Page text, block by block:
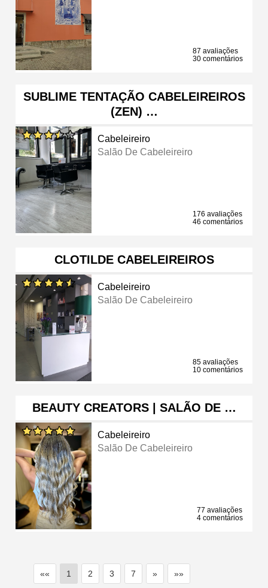
87 avaliações
30 comentários
SUBLIME TENTAÇÃO CABELEIREIROS
(ZEN) …
Cabeleireiro
Salão De Cabeleireiro
176 avaliações
46 comentários
CLOTILDE CABELEIREIROS
Cabeleireiro
Salão De Cabeleireiro
85 avaliações
10 comentários
BEAUTY CREATORS | SALÃO DE …
Cabeleireiro
Salão De Cabeleireiro
77 avaliações
4 comentários
«« 1 2 3 7 » »»